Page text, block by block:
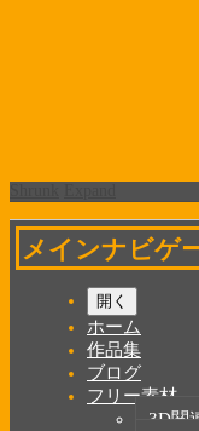
メインナビゲ
開く
ホーム
作品集
ブログ
フリー素材
3D関